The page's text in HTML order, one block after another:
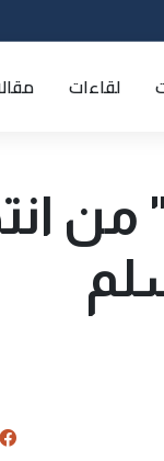
لقاءات
من